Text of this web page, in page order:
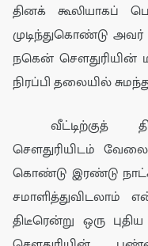
தினக் கூலியாகப்
முடிந்துகொண்டு அவர்
நகென் சௌதுரியின்
நிரப்பி தலையில் சுமந்
வீட்டிற்குத்
சௌதுரியிடம் வேலை
கொண்டு இரண்டு
சமாளித்துவிடலாம்
திடீரென்று ஒரு புதிய